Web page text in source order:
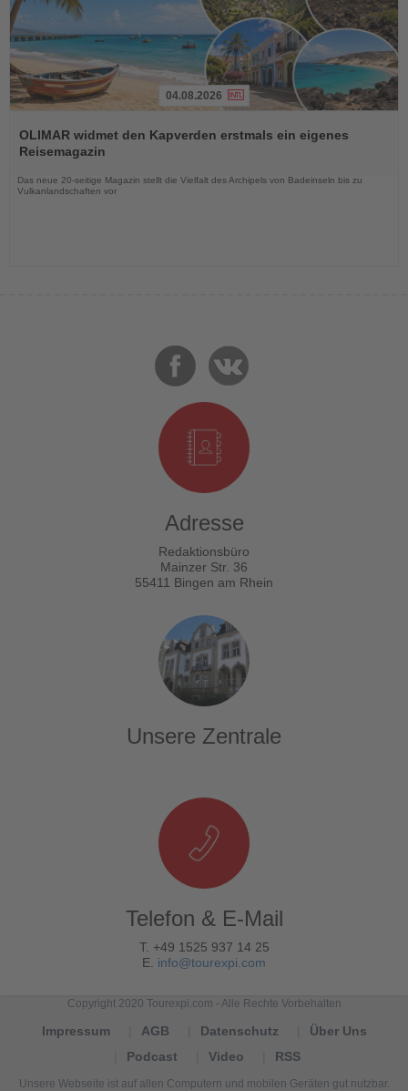
Sie
die
Nachrichten
04.08.2026
OLIMAR widmet den Kapverden erstmals ein eigenes
Reisemagazin
Das neue 20-seitige Magazin stellt die Vielfalt des Archipels von Badeinseln bis zu
Vulkanlandschaften vor
Adresse
Redaktionsbüro
Mainzer Str. 36
55411 Bingen am Rhein
Unsere Zentrale
Telefon & E-Mail
T. +49 1525 937 14 25
E. info@tourexpi.com
Copyright 2020 Tourexpi.com - Alle Rechte Vorbehalten
Impressum AGB Datenschutz
Über Uns
Podcast
Video RSS
Unsere Webseite ist auf allen Computern und mobilen Geräten gut nutzbar.